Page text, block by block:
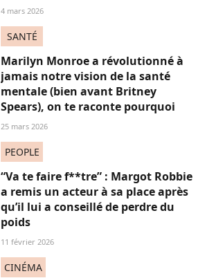
4 mars 2026
SANTÉ
Marilyn Monroe a révolutionné à
jamais notre vision de la santé
mentale (bien avant Britney
Spears), on te raconte pourquoi
25 mars 2026
PEOPLE
“Va te faire f**tre” : Margot Robbie
a remis un acteur à sa place après
qu’il lui a conseillé de perdre du
poids
11 février 2026
CINÉMA